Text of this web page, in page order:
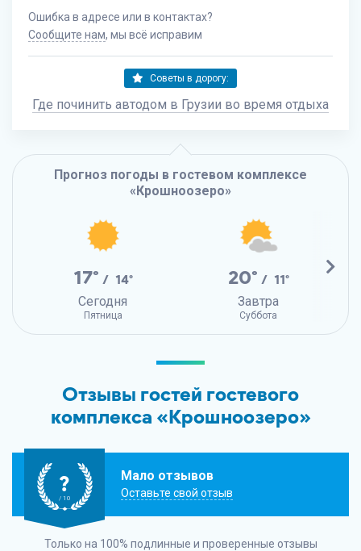
Ошибка в адресе или в контактах?
Сообщите нам, мы всё исправим
Советы в дорогу:
Где починить автодом в Грузии во время отдыха
Прогноз погоды в гостевом комплексе
«Крошноозеро»
17° / 14°
Сегодня
Пятница
20° / 11°
Завтра
Суббота
Отзывы гостей гостевого
комплекса «Крошноозеро»
?
/ 10
Мало отзывов
Оставьте свой отзыв
Только на 100% подлинные и проверенные отзывы